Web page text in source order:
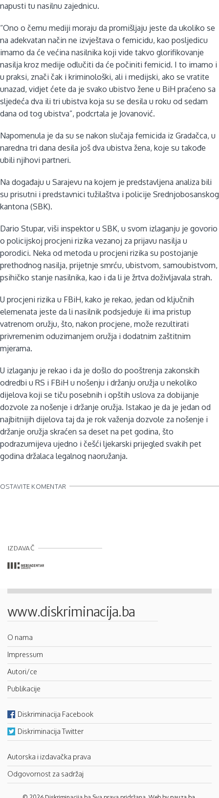
napusti tu nasilnu zajednicu.
“Ono o čemu mediji moraju da promišljaju jeste da ukoliko se
na adekvatan način ne izvještava o femicidu, kao posljedicu
imamo da će većina nasilnika koji vide takvo glorifikovanje
nasilja kroz medije odlučiti da će počiniti femicid. I to imamo i
u praksi, znači čak i kriminološki, ali i medijski, ako se vratite
unazad, vidjet ćete da je svako ubistvo žene u BiH praćeno sa
sljedeća dva ili tri ubistva koja su se desila u roku od sedam
dana od tog ubistva”, podcrtala je Jovanović.
Napomenula je da su se nakon slučaja femicida iz Gradačca, u
naredna tri dana desila još dva ubistva žena, koje su takođe
ubili njihovi partneri.
Na događaju u Sarajevu na kojem je predstavljena analiza bili
su prisutni i predstavnici tužilaštva i policije Srednjobosanskog
kantona (SBK).
Dario Stupar, viši inspektor u SBK, u svom izlaganju je govorio
o policijskoj procjeni rizika vezanoj za prijavu nasilja u
porodici. Neka od metoda u procjeni rizika su postojanje
prethodnog nasilja, prijetnje smrću, ubistvom, samoubistvom,
psihičko stanje nasilnika, kao i da li je žrtva doživljavala strah.
U procjeni rizika u FBiH, kako je rekao, jedan od ključnih
elemenata jeste da li nasilnik podsjeduje ili ima pristup
vatrenom oružju, što, nakon procjene, može rezultirati
privremenim oduzimanjem oružja i dodatnim zaštitnim
mjerama.
U izlaganju je rekao i da je došlo do pooštrenja zakonskih
odredbi u RS i FBiH u nošenju i držanju oružja u nekoliko
dijelova koji se tiču posebnih i opštih uslova za dobijanje
dozvole za nošenje i držanje oružja. Istakao je da je jedan od
najbitnijih dijelova taj da je rok važenja dozvole za nošenje i
držanje oružja skraćen sa deset na pet godina, što
podrazumijeva ujedno i češći ljekarski prijegled svakih pet
godina držalaca legalnog naoružanja.
OSTAVITE KOMENTAR
IZDAVAČ
www.diskriminacija.ba
O nama
Impressum
Autori/ce
Publikacije
Diskriminacija Facebook
Diskriminacija Twitter
Autorska i izdavačka prava
Odgovornost za sadržaj